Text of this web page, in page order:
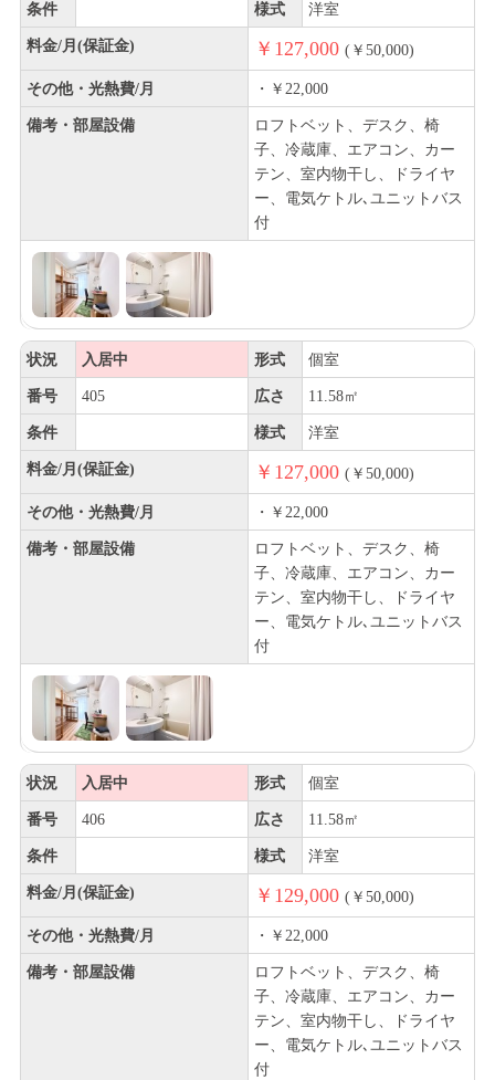
条件 様式 洋室
料金/月(保証金) ￥127,000 (￥50,000)
その他・光熱費/月 ・￥22,000
備考・部屋設備
ロフトベット、デスク、椅
子、冷蔵庫、エアコン、カー
テン、室内物干し、ドライヤ
ー、電気ケトル､ユニットバス
付
状況 入居中 形式 個室
番号 405 広さ 11.58㎡
条件 様式 洋室
料金/月(保証金) ￥127,000 (￥50,000)
その他・光熱費/月 ・￥22,000
備考・部屋設備
ロフトベット、デスク、椅
子、冷蔵庫、エアコン、カー
テン、室内物干し、ドライヤ
ー、電気ケトル､ユニットバス
付
状況 入居中 形式 個室
番号 406 広さ 11.58㎡
条件 様式 洋室
料金/月(保証金) ￥129,000 (￥50,000)
その他・光熱費/月 ・￥22,000
備考・部屋設備
ロフトベット、デスク、椅
子、冷蔵庫、エアコン、カー
テン、室内物干し、ドライヤ
ー、電気ケトル､ユニットバス
付